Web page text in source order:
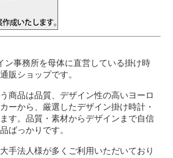
ン事務所を母体に直営している掛け時
販ショップです。
商品は品質、デザイン性の高いヨーロ
ーから、厳選したデザイン掛け時計・
す。品質・素材からデザインまで自信
ばっかりです。
手法人様が多くご利用いただいており